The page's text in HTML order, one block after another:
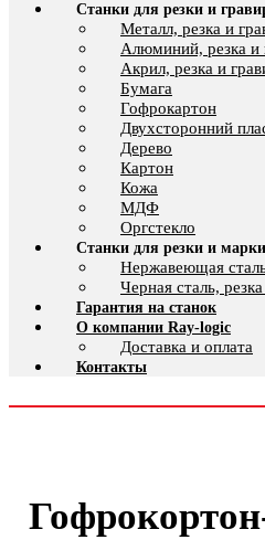
Станки для резки и
Металл, резка и
Алюминий, резка и
Акрил, резка и
Бумага
Гофрокартон
Двухсторонний
Дерево
Картон
Кожа
МДФ
Оргстекло
Станки для резки и
Нержавеющая
Черная сталь,
Гарантия на станок
О компании Ray-logic
Доставка и оплата
Контакты